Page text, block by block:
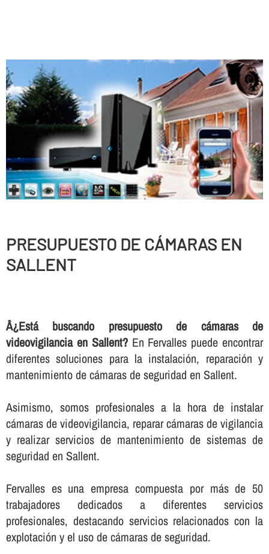
PRESUPUESTO DE CÁMARAS EN
SALLENT
Â¿Está buscando presupuesto de cámaras de
videovigilancia en Sallent?En Fervalles puede encontrar
diferentes soluciones para la instalación, reparación y
mantenimiento de cámaras de seguridad en Sallent.
Asimismo, somos profesionales a la hora de instalar
cámaras de videovigilancia, reparar cámaras de vigilancia
y realizar servicios de mantenimiento de sistemas de
seguridad en Sallent.
Fervalles es una empresa compuesta por más de 50
trabajadores dedicados a diferentes servicios
profesionales, destacando servicios relacionados con la
explotación y el uso de cámaras de seguridad.